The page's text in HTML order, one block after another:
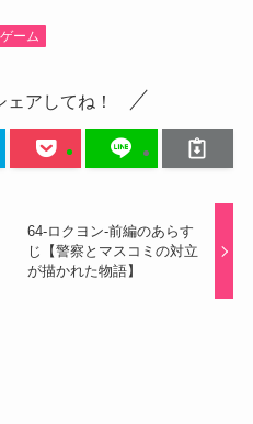
ーム
ェアしてね！
64-ロクヨン-前編のあらす
じ【警察とマスコミの対立
が描かれた物語】